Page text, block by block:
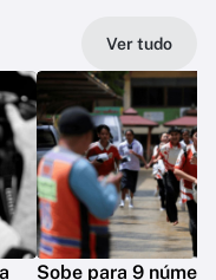
Ver tudo
Sobe para 9